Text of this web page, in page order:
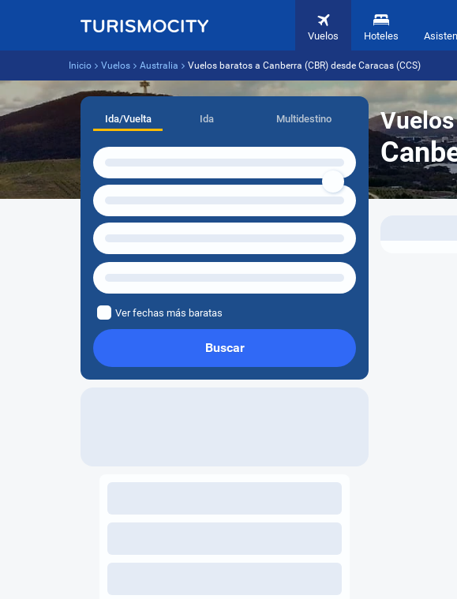
Vuelos Hoteles
Inicio Vuelos Australia Vuelos baratos a Canberra (CBR) desde Caracas (CCS)
Ida/Vuelta Ida Multidestino
Ver fechas más baratas
Buscar